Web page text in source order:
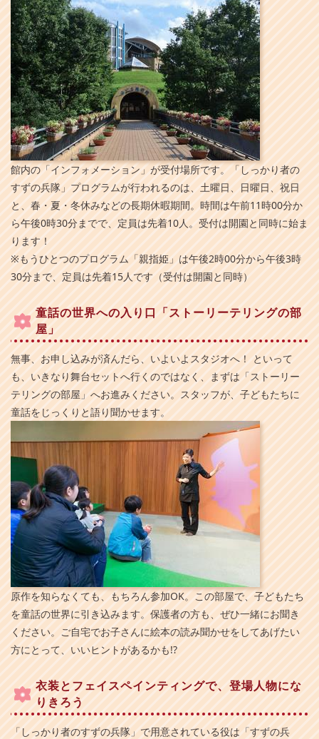
館内の「インフォメーション」が受付場所です。「しっかり者の
すずの兵隊」プログラムが行われるのは、土曜日、日曜日、祝日
と、春・夏・冬休みなどの長期休暇期間。時間は午前11時00分か
ら午後0時30分までで、定員は先着10人。受付は開園と同時に始ま
ります！
※もうひとつのプログラム「親指姫」は午後2時00分から午後3時
30分まで、定員は先着15人です（受付は開園と同時）
童話の世界への入り口「ストーリーテリングの部
屋」
無事、お申し込みが済んだら、いよいよスタジオへ！ といって
も、いきなり舞台セットへ行くのではなく、まずは「ストーリー
テリングの部屋」へお進みください。スタッフが、子どもたちに
童話をじっくりと語り聞かせます。
原作を知らなくても、もちろん参加OK。この部屋で、子どもたち
を童話の世界に引き込みます。保護者の方も、ぜひ一緒にお聞き
ください。ご自宅でお子さんに絵本の読み聞かせをしてあげたい
方にとって、いいヒントがあるかも!?
衣装とフェイスペインティングで、登場人物にな
りきろう
「しっかり者のすずの兵隊」で用意されている役は「すずの兵